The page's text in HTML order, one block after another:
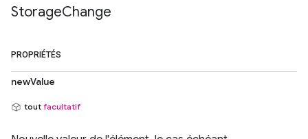
StorageChange
PROPRIÉTÉS
newValue
tout facultatif